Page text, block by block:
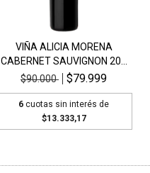
VIÑA ALICIA MORENA
CABERNET SAUVIGNON 20...
$90.000
$79.999
6 cuotas sin interés de
$13.333,17